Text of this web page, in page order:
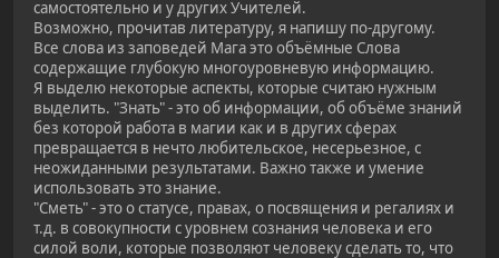
самостоятельно и у других Учителей.
Возможно, прочитав литературу, я напишу по-другому.
Все слова из заповедей Мага это объёмные Слова
содержащие глубокую многоуровневую информацию.
Я выделю некоторые аспекты, которые считаю нужным
выделить. "Знать" - это об информации, об объёме знаний
без которой работа в магии как и в других сферах
превращается в нечто любительское, несерьезное, с
неожиданными результатами. Важно также и умение
использовать это знание.
"Сметь" - это о статусе, правах, о посвящения и регалиях и
т.д. в совокупности с уровнем сознания человека и его
силой воли, которые позволяют человеку сделать то, что